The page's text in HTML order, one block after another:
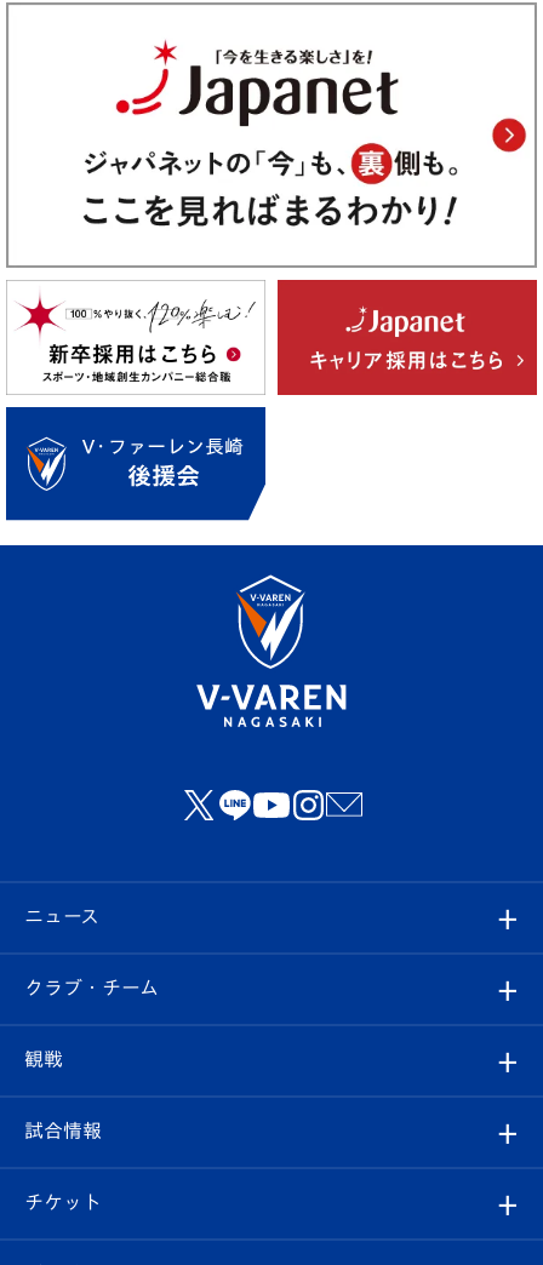
ニュース
すべて
クラブ
試合情報
クラブ・チーム
クラブ概要
エンブレム紹介
観戦
観戦ルール
はじめての観戦ガイド
試合情報
試合日程/結果
チケット